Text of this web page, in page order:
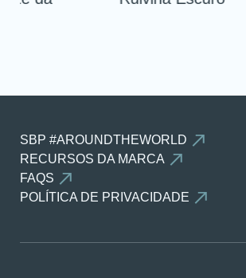
SBP #AROUNDTHEWORLD
RECURSOS DA MARCA
FAQS
POLÍTICA DE PRIVACIDADE